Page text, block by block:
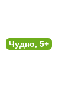
Чудно, 5+